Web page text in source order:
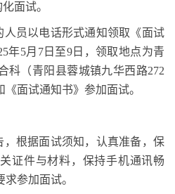
面试。
人员以电话形式通知领取《面试
年5月 7日至9日，领取地点为青
科（青阳县蓉城镇九华西路272
面试通知书》参加面试。
，根据面试须知，认真准备，保
证件与材料，保持手机通讯畅
参加面试。